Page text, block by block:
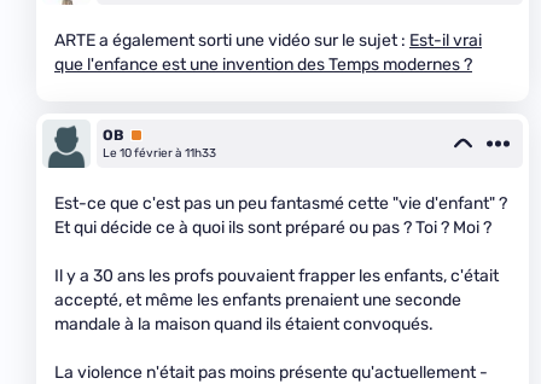
ARTE a également sorti une vidéo sur le sujet : Est-il vrai
que l'enfance est une invention des Temps modernes ?
OB Premium
Le 10 février à 11h33
Est-ce que c'est pas un peu fantasmé cette "vie d'enfant" ?
Et qui décide ce à quoi ils sont préparé ou pas ? Toi ? Moi ?
Il y a 30 ans les profs pouvaient frapper les enfants, c'était
accepté, et même les enfants prenaient une seconde
mandale à la maison quand ils étaient convoqués.
La violence n'était pas moins présente qu'actuellement -